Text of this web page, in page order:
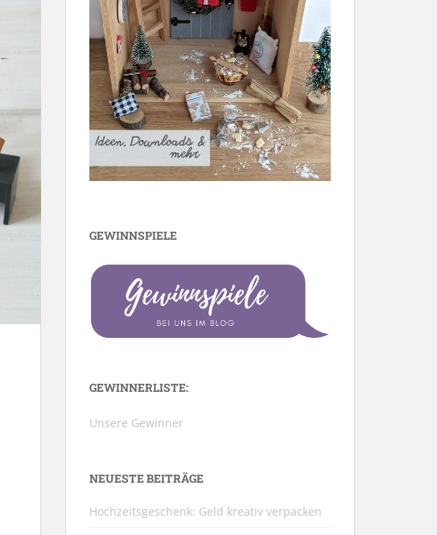
GEWINNSPIELE
GEWINNERLISTE:
Unsere Gewinner
NEUESTE BEITRÄGE
Hochzeitsgeschenk: Geld kreativ verpacken